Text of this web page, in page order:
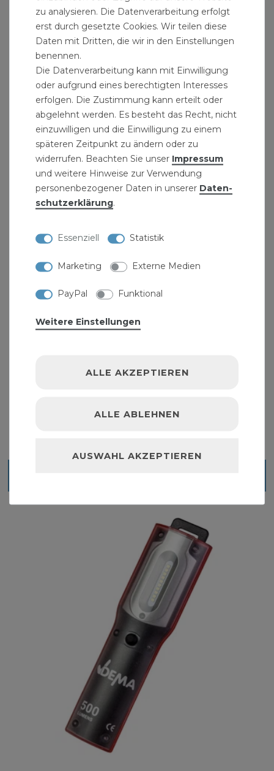
Werkstattmodul Schraubenschlüssel Set 24tlg 6-
107,99 € *
Ring- Maul- Ratschenschlüssel-Satz 5tlg
zu analysieren. Die Datenverarbeitung erfolgt
erst durch gesetzte Cookies. Wir teilen diese
Daten mit Dritten, die wir in den Einstellungen
benennen.
Die Datenverarbeitung kann mit Einwilligung
oder aufgrund eines berechtigten Interesses
erfolgen. Die Zustimmung kann erteilt oder
abgelehnt werden. Es besteht das Recht, nicht
einzuwilligen und die Einwilligung zu einem
späteren Zeitpunkt zu ändern oder zu
widerrufen. Beachten Sie unser Impressum
und weitere Hinweise zur Verwendung
personenbezogener Daten in unserer Daten­
schutz­erklärung.
Essenziell Statistik
Marketing Externe Medien
PayPal Funktional
Weitere Einstellungen
ALLE AKZEPTIEREN
ALLE ABLEHNEN
AUSWAHL AKZEPTIEREN